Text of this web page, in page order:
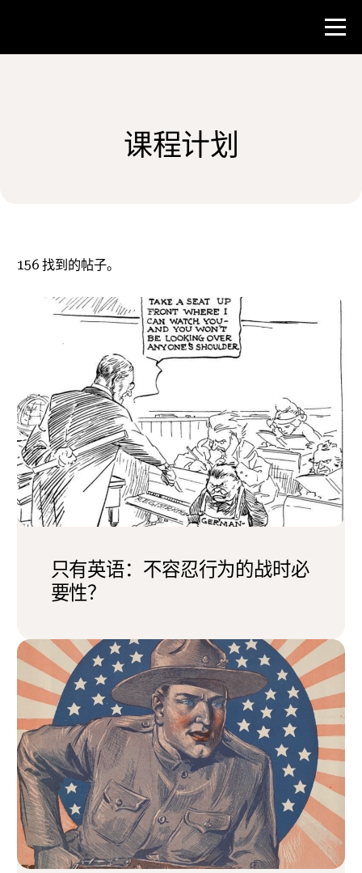
参与其中
课程计划
156 找到的帖子。
只有英语：不容忍行为的战时必
要性？